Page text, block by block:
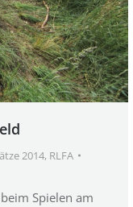
2014, RLFA
Spielen am